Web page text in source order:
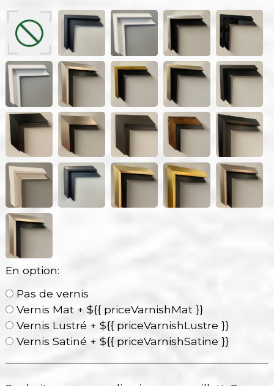
En option:
Pas de vernis
Vernis Mat + ${{ priceVarnishMat }}
Vernis Lustré + ${{ priceVarnishLustre }}
Vernis Satiné + ${{ priceVarnishSatine }}